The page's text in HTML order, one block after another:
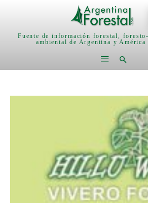
Fuente de información forestal,
ambiental de Argentina y América